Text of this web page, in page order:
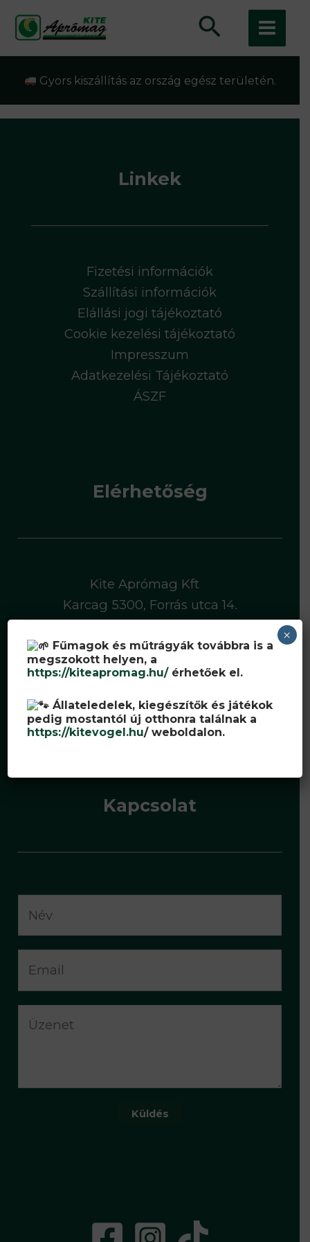
Search
Main
Menu
Gyors kiszállítás az ország egész területén.
Linkek
Fizetési információk
Szállítási információk
Elállási jogi tájékoztató
Cookie kezelési tájékoztató
Impresszum
Adatkezelési Tájékoztató
ÁSZF
Elérhetőség
Kite Aprómag Kft
Karcag 5300, Forrás utca 14.
Szombat - Vasárnap: zárva
Email:info[kukac]kiteapromag.hu
Kapcsolat
Küldés
Fűmagok és műtrágyák továbbra is a
megszokott helyen, a
https://kiteapromag.hu/érhetőek el.
Állateledelek, kiegészítők és játékok
pedig mostantól új otthonra találnak a
https://kitevogel.hu/ weboldalon.
×